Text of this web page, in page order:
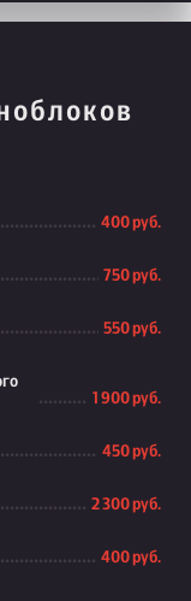
400 руб.
750 руб.
550 руб.
1 900 руб.
450 руб.
2 300 руб.
400 руб.